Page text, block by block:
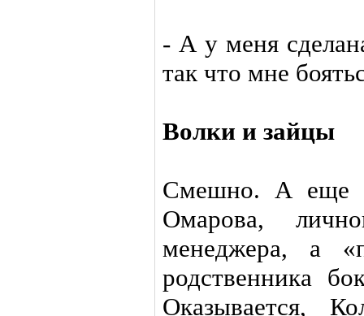
- А у меня
так что мне
Волки и зайцы
Смешно. А еще
Омарова,
менеджера, а
родственника
Оказывается,